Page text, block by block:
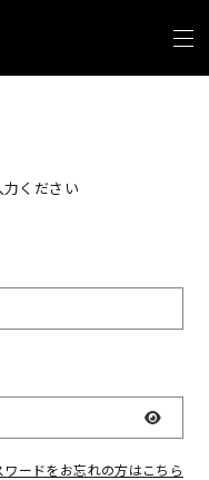
ください
表示
ワードをお忘れの方はこちら